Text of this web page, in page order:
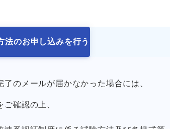
法のお申し込みを行う
のメールが届かなかった場合には、
確認の上、